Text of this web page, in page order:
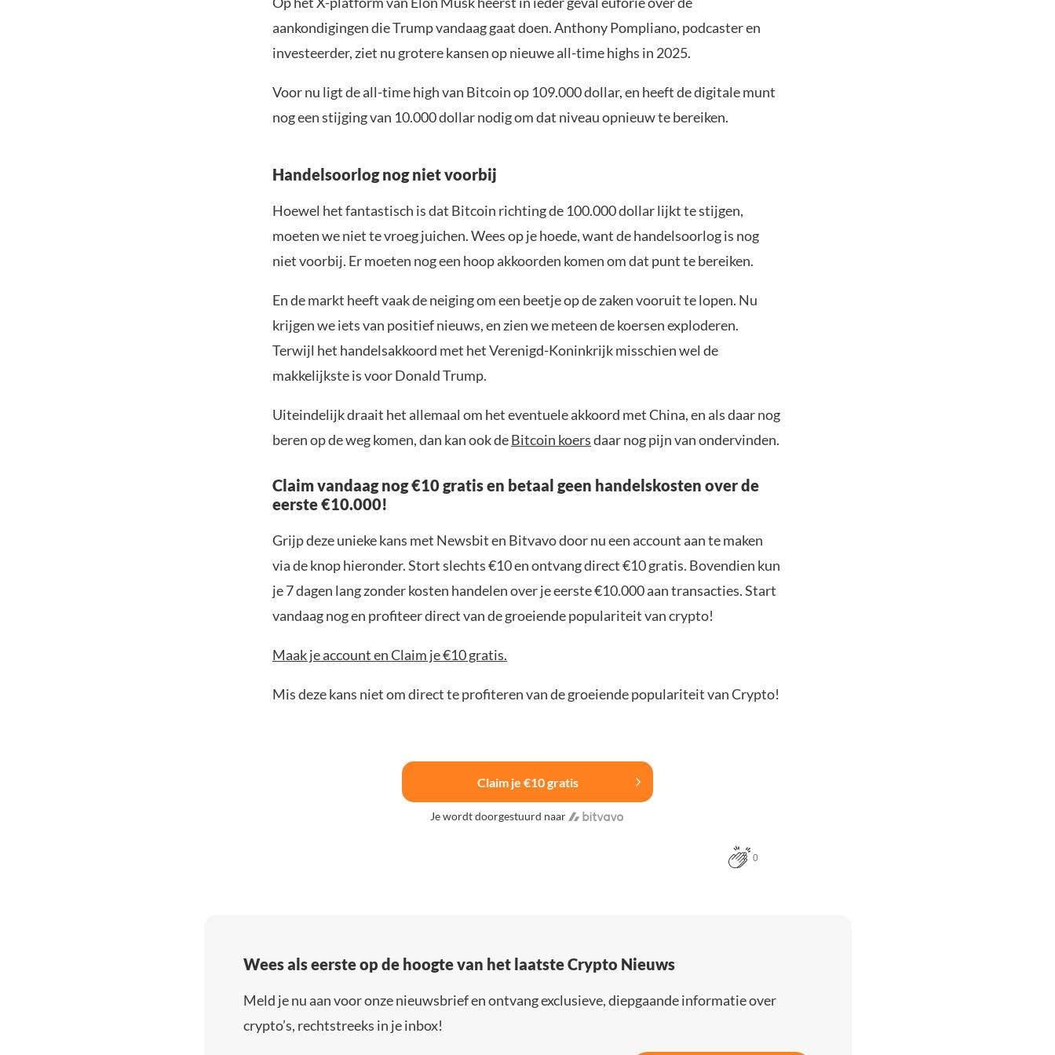
aankondigingen die Trump vandaag gaat doen. Anthony Pompliano, podcaster en
investeerder, ziet nu grotere kansen op nieuwe all-time highs in 2025.
Voor nu ligt de all-time high van Bitcoin op 109.000 dollar, en heeft de digitale munt
nog een stijging van 10.000 dollar nodig om dat niveau opnieuw te bereiken.
Handelsoorlog nog niet voorbij
Hoewel het fantastisch is dat Bitcoin richting de 100.000 dollar lijkt te stijgen,
moeten we niet te vroeg juichen. Wees op je hoede, want de handelsoorlog is nog
niet voorbij. Er moeten nog een hoop akkoorden komen om dat punt te bereiken.
En de markt heeft vaak de neiging om een beetje op de zaken vooruit te lopen. Nu
krijgen we iets van positief nieuws, en zien we meteen de koersen exploderen.
Terwijl het handelsakkoord met het Verenigd-Koninkrijk misschien wel de
makkelijkste is voor Donald Trump.
Uiteindelijk draait het allemaal om het eventuele akkoord met China, en als daar nog
beren op de weg komen, dan kan ook deBitcoin koersdaar nog pijn van ondervinden.
Claim vandaag nog €10 gratis en betaal geen handelskosten over de
eerste €10.000!
Grijp deze unieke kans met Newsbit en Bitvavo door nu een account aan te maken
via de knop hieronder. Stort slechts €10 en ontvang direct €10 gratis. Bovendien kun
je 7 dagen lang zonder kosten handelen over je eerste €10.000 aan transacties. Start
vandaag nog en profiteer direct van de groeiende populariteit van crypto!
Maak je account en Claim je €10 gratis.
Mis deze kans niet om direct te profiteren van de groeiende populariteit van Crypto!
Claim je €10 gratis
Je wordt doorgestuurd naar
0
Wees als eerste op de hoogte van het laatste Crypto Nieuws
Meld je nu aan voor onze nieuwsbrief en ontvang exclusieve, diepgaande informatie over
crypto’s, rechtstreeks in je inbox!